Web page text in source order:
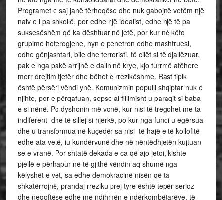
Programet e saj janë tërheqëse dhe nuk gabojnë vetëm një
naiv e i pa shkollë, por edhe një idealist, edhe një të pa
suksesëshëm që ka dështuar në jetë, por kur në këto
grupime heterogjene, hyn e penetron edhe mashtruesi,
edhe gënjashtari, bile dhe terroristi, të cilët si të djallëzuar,
pak e nga pakë arrijnë e dalin në krye, kjo turrmë atëhere
merr drejtim tjetër dhe bëhet e rrezikëshme. Rast tipik
është përsëri vëndi ynë. Komunizmin populli shqiptar nuk e
njihte, por e përqafuan, sepse ai fillimisht u paraqit si baba
e si nënë. Po dyshonin më vonë, kur nisi të tregohet me ta
indiferent dhe të sillej si njerkë, po kur nga fundi u egërsua
dhe u transformua në kuçedër sa nisi të hajë e të kollofitë
edhe ata vetë, iu kundërvunë dhe në nëntëdhjetën kujtuan
se e vranë. Por shtatë dekada e ca që ajo jetoi, kishte
pjellë e përhapur në të gjithë vëndin aq shumë nga
këlyshët e vet, sa edhe demokracinë nisën që ta
shkatërrojnë, prandaj rreziku prej tyre është tepër serioz
dhe neqoftëse edhe me ndihmën e ndërkombëtarëve, të